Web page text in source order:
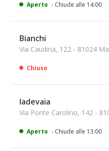
Aperto - Chiude alle 14:00
Bianchi
Via Caudina, 122 - 81024
Chiuso
Iadevaia
Via Ponte Carolino, 142 -
Aperto - Chiude alle 13:00